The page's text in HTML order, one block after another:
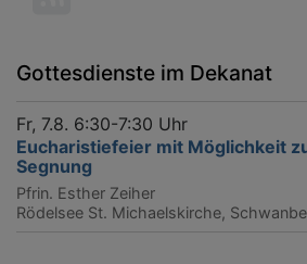
Gottesdienste im Dekanat
Fr, 7.8. 6:30-7:30 Uhr
Eucharistiefeier mit Möglichkeit
Segnung
Pfrin. Esther Zeiher
Rödelsee St. Michaelskirche,